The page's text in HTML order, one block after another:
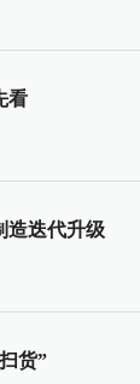
看
造迭代升级
货”